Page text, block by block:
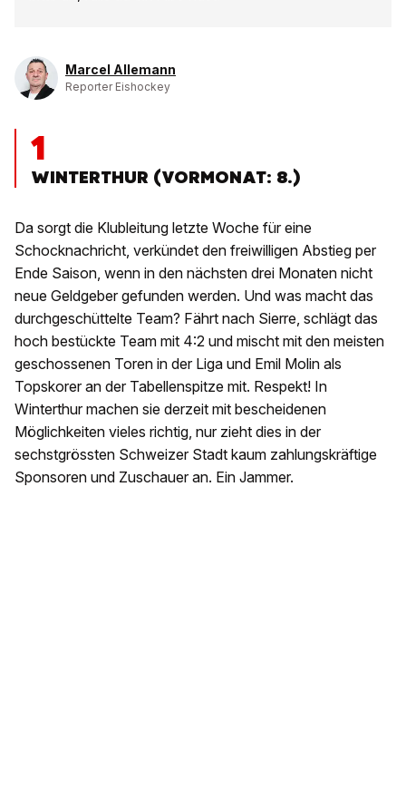
Marcel Allemann
Reporter Eishockey
1
WINTERTHUR (VORMONAT: 8.)
Da sorgt die Klubleitung letzte Woche für eine
Schocknachricht, verkündet den freiwilligen Abstieg per
Ende Saison, wenn in den nächsten drei Monaten nicht
neue Geldgeber gefunden werden. Und was macht das
durchgeschüttelte Team? Fährt nach Sierre, schlägt das
hoch bestückte Team mit 4:2 und mischt mit den meisten
geschossenen Toren in der Liga und Emil Molin als
Topskorer an der Tabellenspitze mit. Respekt! In
Winterthur machen sie derzeit mit bescheidenen
Möglichkeiten vieles richtig, nur zieht dies in der
sechstgrössten Schweizer Stadt kaum zahlungskräftige
Sponsoren und Zuschauer an. Ein Jammer.